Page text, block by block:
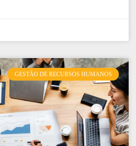
GESTÃO DE RECURSOS HUMANOS